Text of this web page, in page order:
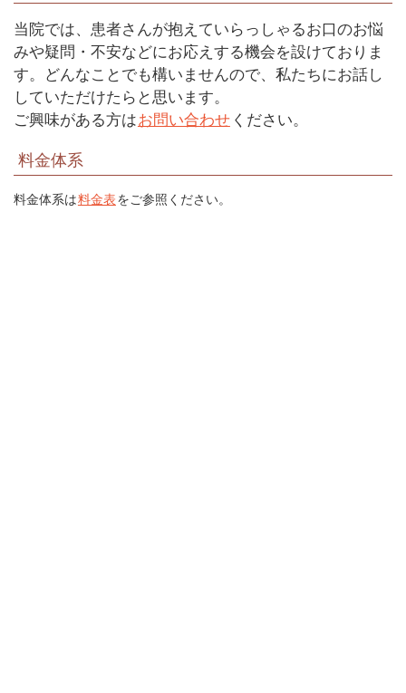
当院では、患者さんが抱えていらっしゃるお口のお悩
みや疑問・不安などにお応えする機会を設けておりま
す。どんなことでも構いませんので、私たちにお話し
していただけたらと思います。
ご興味がある方はお問い合わせ ください。
料金体系
料金体系は料金表をご参照ください。